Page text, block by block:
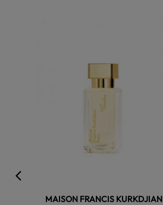
MAISON FRANCIS KURKDJIAN